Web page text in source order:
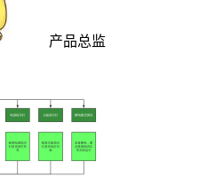
产品总监